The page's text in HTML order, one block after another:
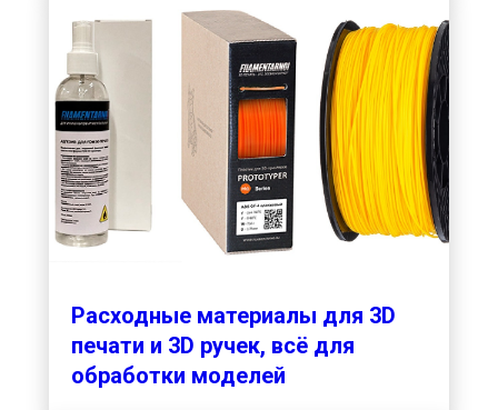
Расходные материалы для 3D
печати и 3D ручек, всё для
обработки моделей